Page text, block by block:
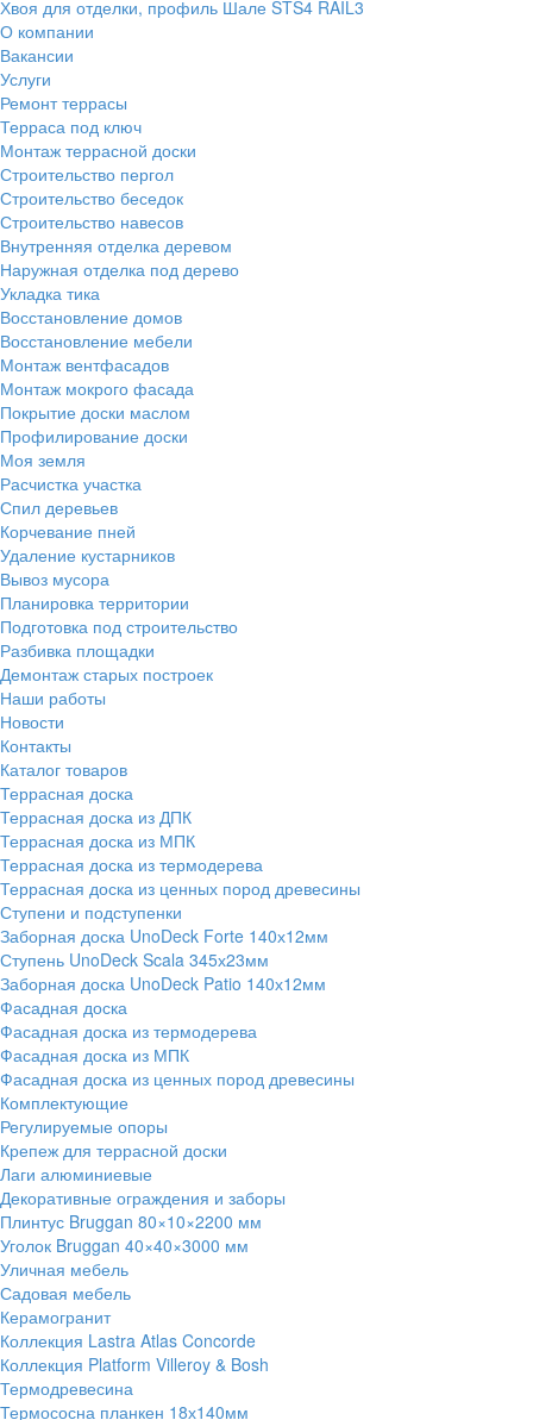
Хвоя для отделки, профиль Шале STS4 RAIL3
О компании
Вакансии
Услуги
Ремонт террасы
Терраса под ключ
Монтаж террасной доски
Строительство пергол
Строительство беседок
Строительство навесов
Внутренняя отделка деревом
Наружная отделка под дерево
Укладка тика
Восстановление домов
Восстановление мебели
Монтаж вентфасадов
Монтаж мокрого фасада
Покрытие доски маслом
Профилирование доски
Моя земля
Расчистка участка
Спил деревьев
Корчевание пней
Удаление кустарников
Вывоз мусора
Планировка территории
Подготовка под строительство
Разбивка площадки
Демонтаж старых построек
Наши работы
Новости
Контакты
Каталог товаров
Террасная доска
Террасная доска из ДПК
Террасная доска из МПК
Террасная доска из термодерева
Террасная доска из ценных пород древесины
Ступени и подступенки
Заборная доска UnoDeck Forte 140х12мм
Ступень UnoDeck Scala 345х23мм
Заборная доска UnoDeck Patio 140х12мм
Фасадная доска
Фасадная доска из термодерева
Фасадная доска из МПК
Фасадная доска из ценных пород древесины
Комплектующие
Регулируемые опоры
Крепеж для террасной доски
Лаги алюминиевые
Декоративные ограждения и заборы
Плинтус Bruggan 80×10×2200 мм
Уголок Bruggan 40×40×3000 мм
Уличная мебель
Садовая мебель
Керамогранит
Коллекция Lastra Atlas Concorde
Коллекция Platform Villeroy & Bosh
Термодревесина
Термососна планкен 18х140мм